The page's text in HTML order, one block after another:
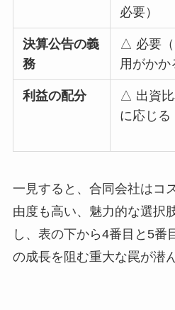
必要）
決算公告の義
務
△ 必要
用がかか
利益の配分
△ 出資
に応じる
一見すると、合同会社はコ
由度も高い、魅力的な選択
し、表の下から4番目と5番
の成長を阻む重大な罠が潜